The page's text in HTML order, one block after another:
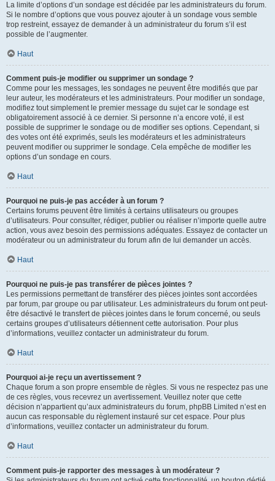
La limite d’options d’un sondage est décidée par les administrateurs du forum.
Si le nombre d’options que vous pouvez ajouter à un sondage vous semble
trop restreint, essayez de demander à un administrateur du forum s’il est
possible de l’augmenter.
Haut
Comment puis-je modifier ou supprimer un sondage ?
Comme pour les messages, les sondages ne peuvent être modifiés que par
leur auteur, les modérateurs et les administrateurs. Pour modifier un sondage,
modifiez tout simplement le premier message du sujet car le sondage est
obligatoirement associé à ce dernier. Si personne n’a encore voté, il est
possible de supprimer le sondage ou de modifier ses options. Cependant, si
des votes ont été exprimés, seuls les modérateurs et les administrateurs
peuvent modifier ou supprimer le sondage. Cela empêche de modifier les
options d’un sondage en cours.
Haut
Pourquoi ne puis-je pas accéder à un forum ?
Certains forums peuvent être limités à certains utilisateurs ou groupes
d’utilisateurs. Pour consulter, rédiger, publier ou réaliser n’importe quelle autre
action, vous avez besoin des permissions adéquates. Essayez de contacter un
modérateur ou un administrateur du forum afin de lui demander un accès.
Haut
Pourquoi ne puis-je pas transférer de pièces jointes ?
Les permissions permettant de transférer des pièces jointes sont accordées
par forum, par groupe ou par utilisateur. Les administrateurs du forum ont peut-
être désactivé le transfert de pièces jointes dans le forum concerné, ou seuls
certains groupes d’utilisateurs détiennent cette autorisation. Pour plus
d’informations, veuillez contacter un administrateur du forum.
Haut
Pourquoi ai-je reçu un avertissement ?
Chaque forum a son propre ensemble de règles. Si vous ne respectez pas une
de ces règles, vous recevrez un avertissement. Veuillez noter que cette
décision n’appartient qu’aux administrateurs du forum, phpBB Limited n’est en
aucun cas responsable du règlement instauré sur cet espace. Pour plus
d’informations, veuillez contacter un administrateur du forum.
Haut
Comment puis-je rapporter des messages à un modérateur ?